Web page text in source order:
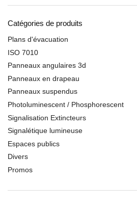
Catégories de produits
Plans d'évacuation
ISO 7010
Panneaux angulaires 3d
Panneaux en drapeau
Panneaux suspendus
Photoluminescent / Phosphorescent
Signalisation Extincteurs
Signalétique lumineuse
Espaces publics
Divers
Promos